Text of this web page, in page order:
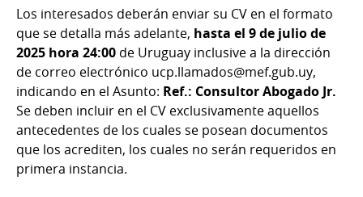
Los interesados deberán enviar su CV en el formato
que se detalla más adelante, hasta el 9 de julio de
2025 hora 24:00 de Uruguay inclusive a la dirección
de correo electrónico ucp.llamados@mef.gub.uy,
indicando en el Asunto: Ref.: Consultor Abogado Jr.
Se deben incluir en el CV exclusivamente aquellos
antecedentes de los cuales se posean documentos
que los acrediten, los cuales no serán requeridos en
primera instancia.